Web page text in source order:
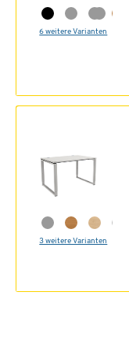
6 weitere Varianten
3 weitere Varianten